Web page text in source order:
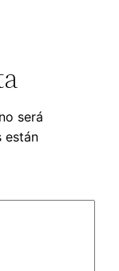
será
están